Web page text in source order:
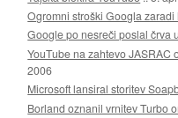
Ogromni stroški Googla
Google po nesreči poslal črva
YouTube na zahtevo JASRAC
2006
Microsoft lansiral storitev
Borland oznanil vrnitev Turbo